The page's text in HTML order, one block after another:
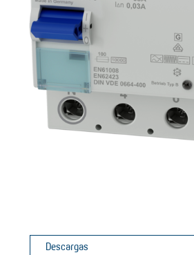
Descargas